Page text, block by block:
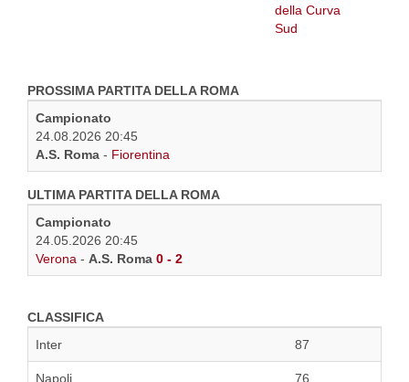
PROSSIMA PARTITA DELLA ROMA
Campionato
24.08.2026 20:45
A.S. Roma - Fiorentina
ULTIMA PARTITA DELLA ROMA
Campionato
24.05.2026 20:45
Verona - A.S. Roma 0 - 2
CLASSIFICA
Inter
87
Napoli 76